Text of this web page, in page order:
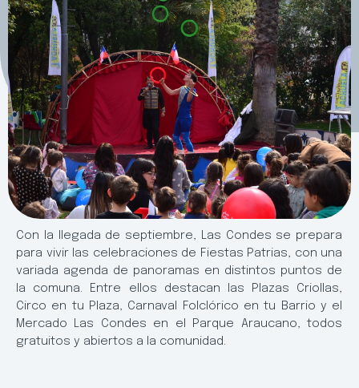
Con la llegada de septiembre, Las Condes se prepara
para vivir las celebraciones de Fiestas Patrias, con una
variada agenda de panoramas en distintos puntos de
la comuna. Entre ellos destacan las Plazas Criollas,
Circo en tu Plaza, Carnaval Folclórico en tu Barrio y el
Mercado Las Condes en el Parque Araucano, todos
gratuitos y abiertos a la comunidad.